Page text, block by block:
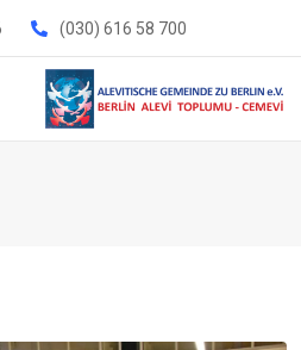
(030) 616 58 700